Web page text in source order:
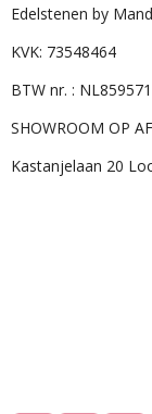
Edelstenen by
KVK: 73548464
BTW nr. :
SHOWROOM OP
Kastanjelaan 20